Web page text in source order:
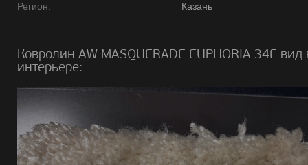
Регион:
Казань
Ковролин AW MASQUERADE EUPHORIA 34E вид
интерьере: